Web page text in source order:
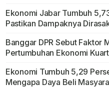
Ekonomi Jabar Tumbuh
Pastikan Dampaknya
Banggar DPR Sebut Faktor
Pertumbuhan Ekonomi
Ekonomi Tumbuh 5,29
Mengapa Daya Beli